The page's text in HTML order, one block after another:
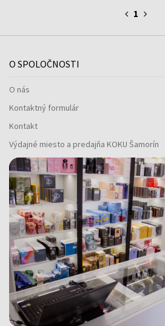
1
O SPOLOČNOSTI
O nás
Kontaktný formulár
Kontakt
Výdajné miesto a predajňa KOKU Šamorín